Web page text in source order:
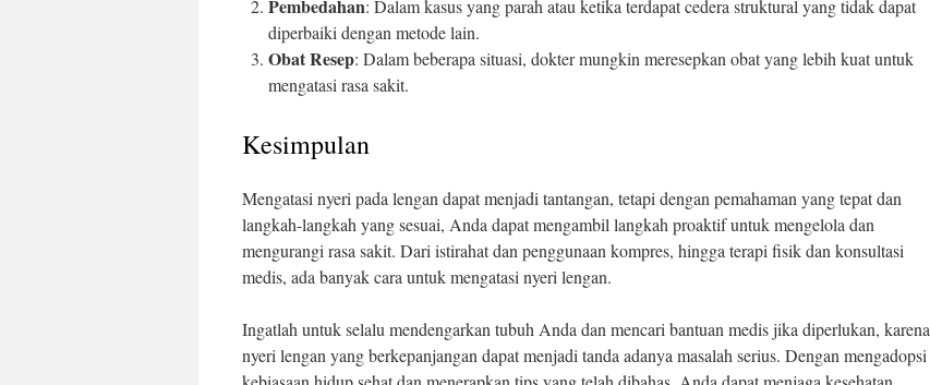
Pembedahan: Dalam kasus yang parah atau ketika terdapat cedera struktural yang tidak dapat
diperbaiki dengan metode lain.
Obat Resep: Dalam beberapa situasi, dokter mungkin meresepkan obat yang lebih kuat untuk
mengatasi rasa sakit.
Kesimpulan
Mengatasi nyeri pada lengan dapat menjadi tantangan, tetapi dengan pemahaman yang tepat dan
langkah-langkah yang sesuai, Anda dapat mengambil langkah proaktif untuk mengelola dan
mengurangi rasa sakit. Dari istirahat dan penggunaan kompres, hingga terapi fisik dan konsultasi
medis, ada banyak cara untuk mengatasi nyeri lengan.
Ingatlah untuk selalu mendengarkan tubuh Anda dan mencari bantuan medis jika diperlukan, karena
nyeri lengan yang berkepanjangan dapat menjadi tanda adanya masalah serius. Dengan mengadopsi